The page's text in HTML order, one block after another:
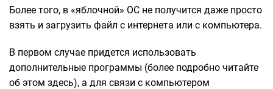
Более того, в «яблочной» ОС не получится даже просто
взять и загрузить файл с интернета или с компьютера.
В первом случае придется использовать
дополнительные программы (более подробно читайте
об этом здесь), а для связи с компьютером